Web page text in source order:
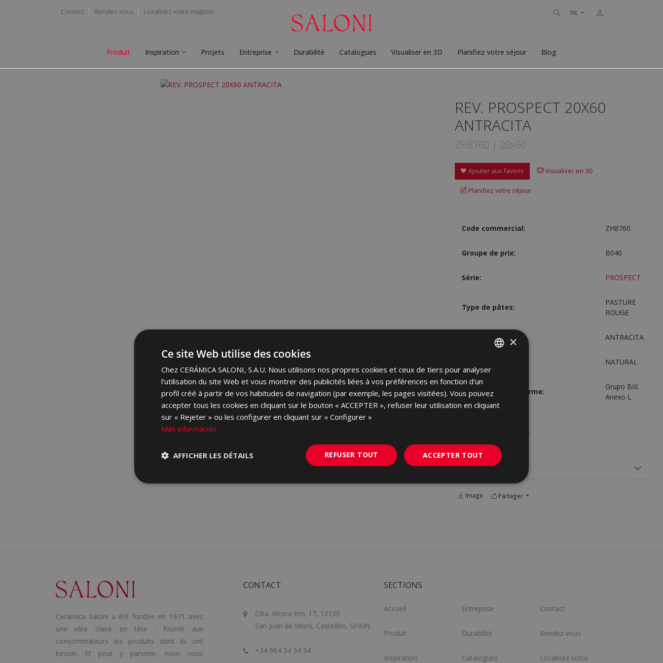
Contact Rendez-vous Localisez votre magasin FR
Produit Inspiration Projets Entreprise Durabilité Catalogues Visualiser en 3D Planifiez votre séjour Blog
REV. PROSPECT 20X60
ANTRACITA
ZH8760 | 20x60
Ajouter aux favoris Visualiser en 3D
Planifiez votre séjour
Code commercial: ZH8760
Groupe de prix: B040
Série: PROSPECT
Type de pâtes:
PASTURE
ROUGE
ANTRACITA
NATURAL
Finition selon la norme:
Grupo BIII.
Anexo L
PACKING
Image Partager
Cerámica Saloni a été fondée en 1971 avec
une idée claire en tête : fournir aux
consommateurs les produits dont ils ont
besoin. Et pour y parvenir, nous nous
CONTACT
Crta. Alcora Km. 17, 12130
San Juan de Moró, Castellón, SPAIN
+34 964 34 34 34
SECTIONS
Accueil
Produit
Inspiration
Entreprise
Durabilité
Catalogues
Contact
Rendez-vous
Localisez votre
SPANISH
ENGLISH
FRENCH
×
Ce site Web utilise des cookies
Chez CERÁMICA SALONI, S.A.U. Nous utilisons nos propres cookies et ceux de tiers pour analyser
l'utilisation du site Web et vous montrer des publicités liées à vos préférences en fonction d'un
profil créé à partir de vos habitudes de navigation (par exemple, les pages visitées). Vous pouvez
accepter tous les cookies en cliquant sur le bouton « ACCEPTER », refuser leur utilisation en cliquant
sur « Rejeter » ou les configurer en cliquant sur « Configurer »
Más información
ACCEPTER TOUT
REFUSER TOUT
AFFICHER LES DÉTAILS